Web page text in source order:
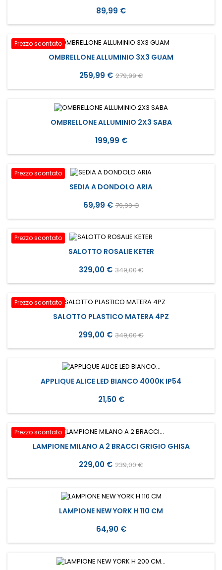
Prezzo
89,99 €
Prezzo scontato
OMBRELLONE ALLUMINIO 3X3 GUAM
Prezzo
259,99 € Prezzo
base
279,99 €
OMBRELLONE ALLUMINIO 2X3 SABA
Prezzo
199,99 €
Prezzo scontato
SEDIA A DONDOLO ARIA
Prezzo
69,99 € Prezzo
base
79,99 €
Prezzo scontato
SALOTTO ROSALIE KETER
Prezzo
329,00 € Prezzo
base
349,00 €
Prezzo scontato
SALOTTO PLASTICO MATERA 4PZ
Prezzo
299,00 € Prezzo
base
349,00 €
APPLIQUE ALICE LED BIANCO 4000K IP54
Prezzo
21,50 €
Prezzo scontato
LAMPIONE MILANO A 2 BRACCI GRIGIO GHISA
Prezzo
229,00 € Prezzo
base
239,00 €
LAMPIONE NEW YORK H 110 CM
Prezzo
64,90 €